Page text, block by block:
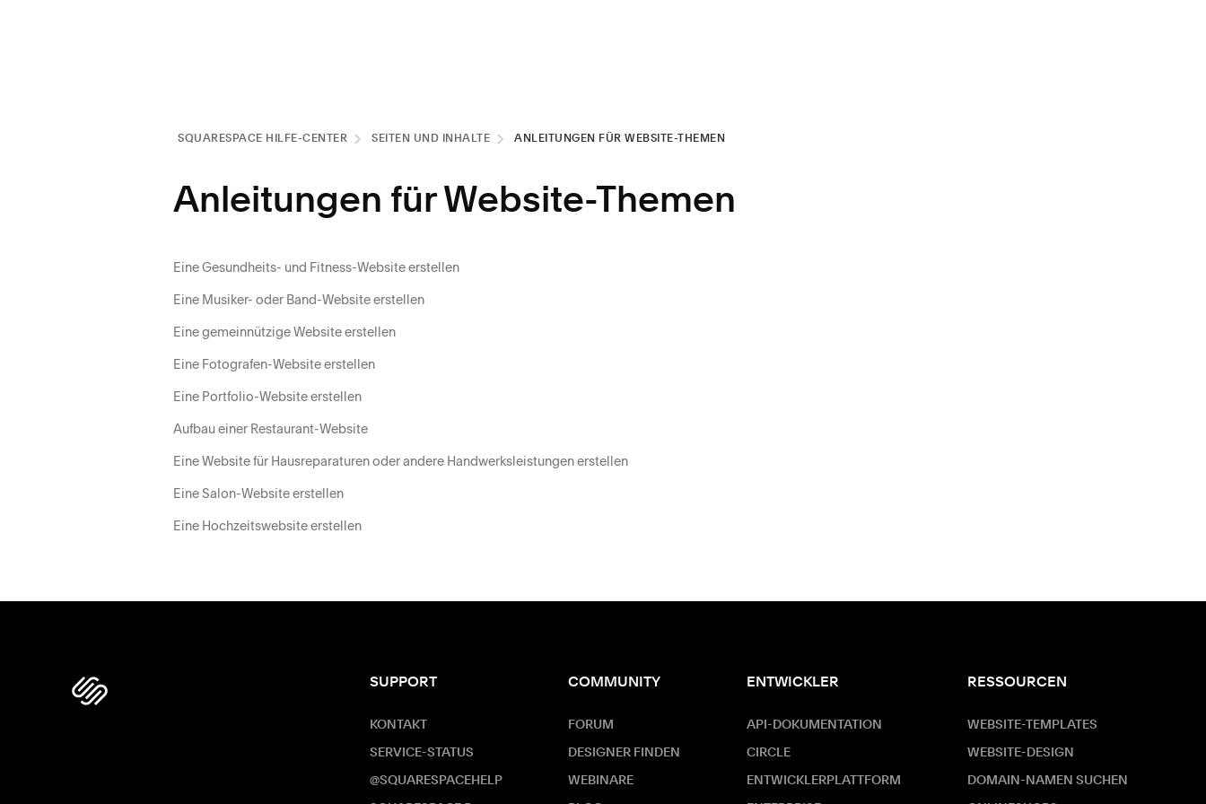
SQUARESPACE HILFE-CENTER SEITEN UND INHALTE ANLEITUNGEN FÜR WEBSITE-THEMEN
Anleitungen für Website-Themen
Eine Gesundheits- und Fitness-Website erstellen
Eine Musiker- oder Band-Website erstellen
Eine gemeinnützige Website erstellen
Eine Fotografen-Website erstellen
Eine Portfolio-Website erstellen
Aufbau einer Restaurant-Website
Eine Website für Hausreparaturen oder andere Handwerksleistungen erstellen
Eine Salon-Website erstellen
Eine Hochzeitswebsite erstellen
SUPPORT
KONTAKT
SERVICE-STATUS
@SQUARESPACEHELP
COMMUNITY
FORUM
DESIGNER FINDEN
WEBINARE
ENTWICKLER
API-DOKUMENTATION
CIRCLE
ENTWICKLERPLATTFORM
RESSOURCEN
WEBSITE-TEMPLATES
WEBSITE-DESIGN
DOMAIN-NAMEN SUCHEN